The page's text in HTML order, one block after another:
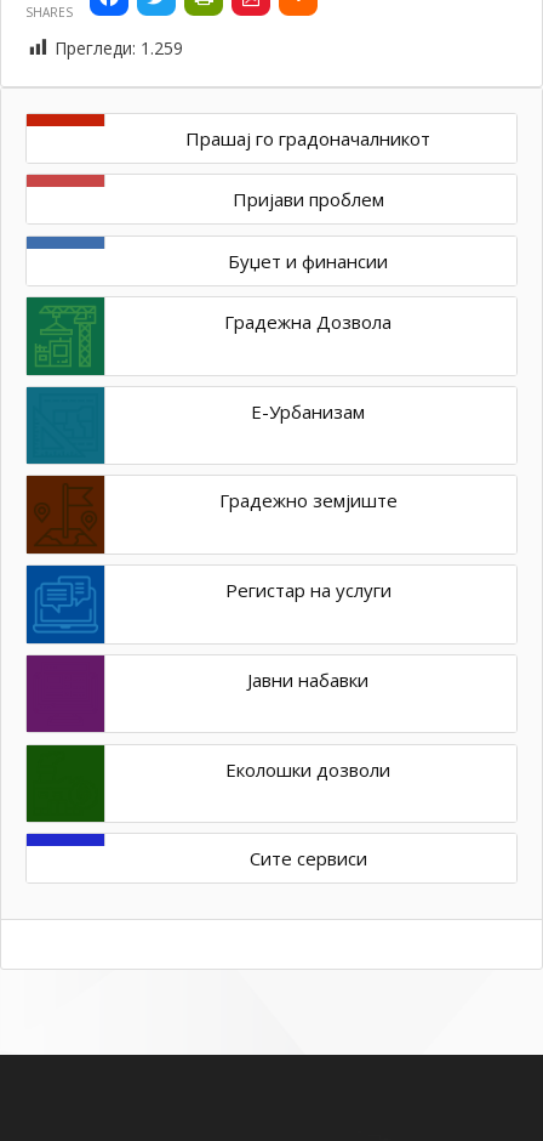
SHARES
Прегледи: 1.259
Прашај го градоначалникот
Пријави проблем
Буџет и финансии
Градежна Дозвола
Е-Урбанизам
Градежно земјиште
Регистар на услуги
Јавни набавки
Еколошки дозволи
Сите сервиси